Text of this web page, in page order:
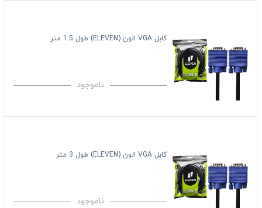
کابل VGA الون (ELEVEN) طول 1.5 متر
ناموجود
کابل VGA الون (ELEVEN) طول 3 متر
ناموجود